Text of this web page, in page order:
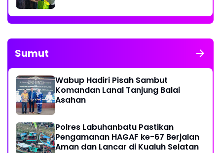
Sumut
Wabup Hadiri Pisah Sambut
Komandan Lanal Tanjung Balai
Asahan
Polres Labuhanbatu Pastikan
Pengamanan HAGAF ke-67 Berjalan
Aman dan Lancar di Kualuh Selatan